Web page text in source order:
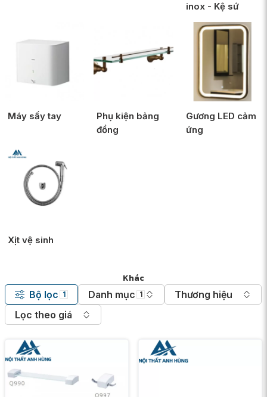
inox - Kệ sứ
Máy sấy tay
Phụ kiện bảng
đồng
Gương LED cảm
ứng
Xịt vệ sinh
Khác
Bộ lọc 1 Danh mục 1
Thương hiệu
Lọc theo giá